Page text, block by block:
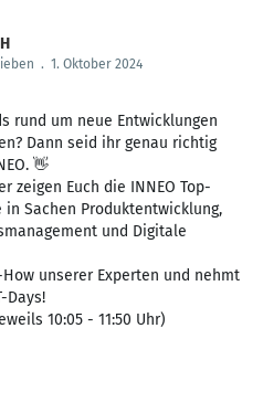
. 1. Oktober 2024
rund um neue Entwicklungen
Dann seid ihr genau richtig
👋
zeigen Euch die INNEO Top-
Sachen Produktentwicklung,
und Digitale
unserer Experten und nehmt
Days!
10:05 - 11:50 Uhr)